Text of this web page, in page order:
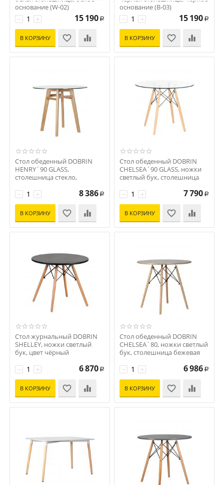
основание (W-02)
Код: D0000000000000004795
+
− 15 190 Р
В КОРЗИНУ
основание (B-03)
Код: D0000000000000004796
+
− 15 190 Р
В КОРЗИНУ
Стол обеденный DOBRIN
HENRY`90 GLASS,
столешница стекло,
Код: D0000000000000004798
+
− 8 386 Р
В КОРЗИНУ
Стол обеденный DOBRIN
CHELSEA`90 GLASS, ножки
светлый бук, столешница
Код: D0000000000000002799
+
− 7 790 Р
В КОРЗИНУ
Стол журнальный DOBRIN
SHELLEY, ножки светлый
бук, цвет чёрный
+
− 6 870 Р
В КОРЗИНУ
Стол обеденный DOBRIN
CHELSEA`80, ножки светлый
бук, столешница бежевая
+
− 6 986 Р
В КОРЗИНУ